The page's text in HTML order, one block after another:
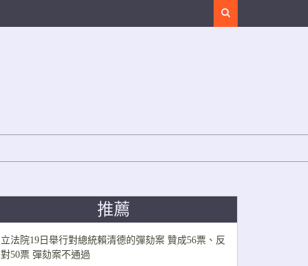
推薦
立法院19日舉行對總統賴清德的彈劾案 贊成56票、反
對50票 彈劾案不通過